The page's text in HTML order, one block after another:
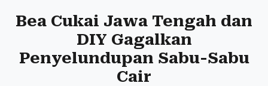
Bea Cukai Jawa Tengah dan
DIY Gagalkan
Penyelundupan Sabu-Sabu
Cair